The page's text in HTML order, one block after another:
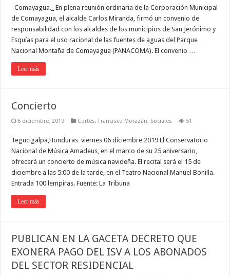
Comayagua._ En plena reunión ordinaria de la Corporación Municipal
de Comayagua, el alcalde Carlos Miranda, firmó un convenio de
responsabilidad con los alcaldes de los municipios de San Jerónimo y
Esquías para el uso racional de las fuentes de aguas del Parque
Nacional Montaña de Comayagua (PANACOMA). El convenio …
Leer más
Concierto
6 diciembre, 2019 Cortés, Francisco Morazán, Sociales 51
Tegucigalpa,Honduras viernes 06 diciembre 2019 El Conservatorio
Nacional de Música Amadeus, en el marco de su 25 aniversario,
ofrecerá un concierto de música navideña. El recital será el 15 de
diciembre a las 5:00 de la tarde, en el Teatro Nacional Manuel Bonilla.
Entrada 100 lempiras. Fuente: La Tribuna
Leer más
PUBLICAN EN LA GACETA DECRETO QUE
EXONERA PAGO DEL ISV A LOS ABONADOS
DEL SECTOR RESIDENCIAL